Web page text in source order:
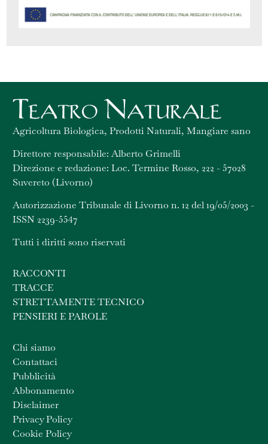
Agricoltura Biologica, Prodotti Naturali, Mangiare sano
Direttore responsabile: Alberto Grimelli
Direzione e redazione: Loc. Termine Rosso, 222 - 57028
Suvereto (Livorno)
Autorizzazione Tribunale di Livorno n. 12 del 19/05/2003 -
ISSN 2239-5547
Tutti i diritti sono riservati
RACCONTI
TRACCE
STRETTAMENTE TECNICO
PENSIERI E PAROLE
Chi siamo
Contattaci
Pubblicità
Abbonamento
Disclaimer
Privacy Policy
Cookie Policy